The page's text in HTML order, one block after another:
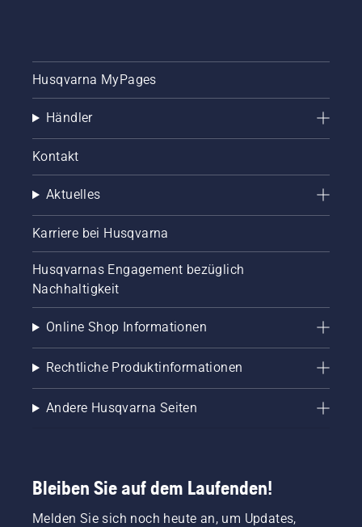
Husqvarna MyPages
Händler
Kontakt
Aktuelles
Karriere bei Husqvarna
Husqvarnas Engagement bezüglich
Nachhaltigkeit
Online Shop Informationen
Rechtliche Produktinformationen
Andere Husqvarna Seiten
Bleiben Sie auf dem Laufenden!
Melden Sie sich noch heute an, um Updates,